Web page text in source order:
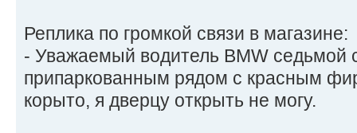
Реплика по громкой связи в магазине:
- Уважаемый водитель BMW седьмой
припаркованным рядом с красным
корыто, я дверцу открыть не могу.